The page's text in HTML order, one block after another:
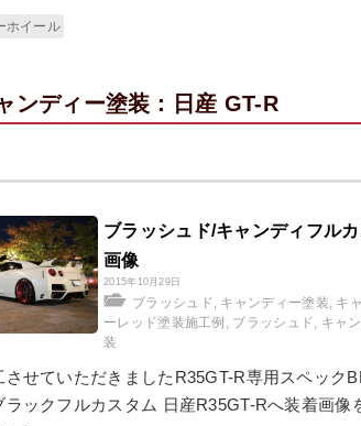
ホイール
ンディー塗装：日産 GT-R
ブラッシュド/キャンディフル
画像
2015年10月29日
ブラッシュド , キャンディー塗装, キ
ーレッド塗装施工例 , ブラッシュド , キャ
装
させていただきましたR35GT-R専用スペック
ラックフルカスタム 日産R35GT-Rへ装着画像